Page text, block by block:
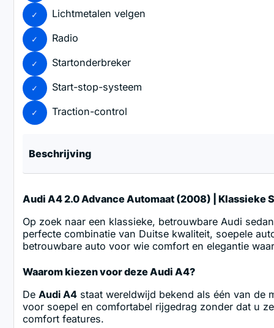
Lichtmetalen velgen
Radio
Startonderbreker
Start-stop-systeem
Traction-control
Beschrijving
Audi A4 2.0 Advance Automaat (2008) | Klassieke
Op zoek naar een klassieke, betrouwbare Audi
perfecte combinatie van Duitse kwaliteit, soepele
betrouwbare auto voor wie comfort en elegantie
Waarom kiezen voor deze Audi A4?
De Audi A4staat wereldwijd bekend als één van de
voor soepel en comfortabel rijgedrag zonder dat u
comfort features.